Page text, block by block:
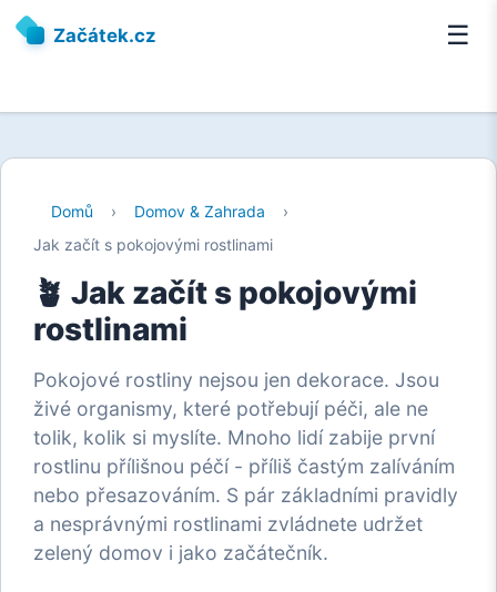
Začátek.cz ☰
Domů › Domov & Zahrada
›
Jak začít s pokojovými rostlinami
🪴 Jak začít s pokojovými
rostlinami
Pokojové rostliny nejsou jen dekorace. Jsou
živé organismy, které potřebují péči, ale ne
tolik, kolik si myslíte. Mnoho lidí zabije první
rostlinu přílišnou péčí - příliš častým zalíváním
nebo přesazováním. S pár základními pravidly
a nesprávnými rostlinami zvládnete udržet
zelený domov i jako začátečník.